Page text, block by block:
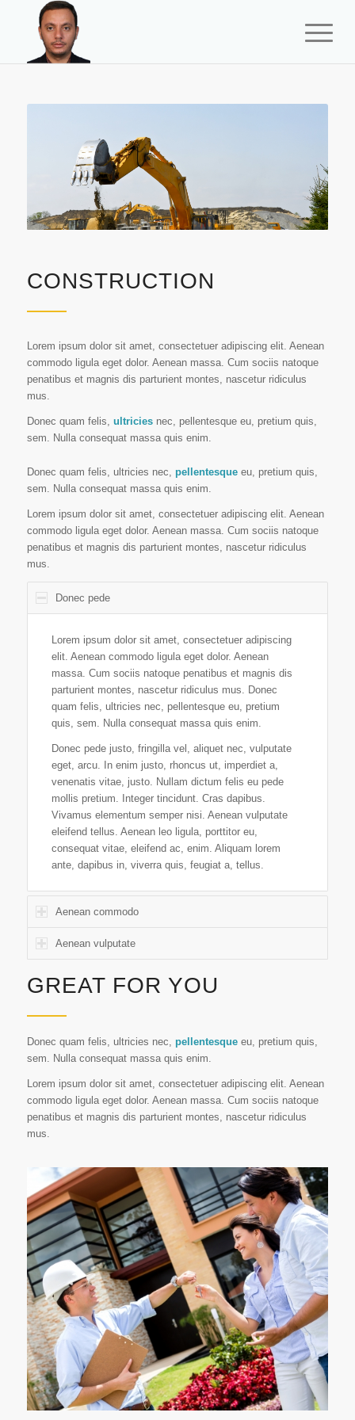
CONSTRUCTION
Lorem ipsum dolor sit amet, consectetuer adipiscing elit. Aenean
commodo ligula eget dolor. Aenean massa. Cum sociis natoque
penatibus et magnis dis parturient montes, nascetur ridiculus
mus.
Donec quam felis, ultriciesnec, pellentesque eu, pretium quis,
sem. Nulla consequat massa quis enim.
Donec quam felis, ultricies nec, pellentesqueeu, pretium quis,
sem. Nulla consequat massa quis enim.
Lorem ipsum dolor sit amet, consectetuer adipiscing elit. Aenean
commodo ligula eget dolor. Aenean massa. Cum sociis natoque
penatibus et magnis dis parturient montes, nascetur ridiculus
mus.
Donec pede
Lorem ipsum dolor sit amet, consectetuer adipiscing
elit. Aenean commodo ligula eget dolor. Aenean
massa. Cum sociis natoque penatibus et magnis dis
parturient montes, nascetur ridiculus mus. Donec
quam felis, ultricies nec, pellentesque eu, pretium
quis, sem. Nulla consequat massa quis enim.
Donec pede justo, fringilla vel, aliquet nec, vulputate
eget, arcu. In enim justo, rhoncus ut, imperdiet a,
venenatis vitae, justo. Nullam dictum felis eu pede
mollis pretium. Integer tincidunt. Cras dapibus.
Vivamus elementum semper nisi. Aenean vulputate
eleifend tellus. Aenean leo ligula, porttitor eu,
consequat vitae, eleifend ac, enim. Aliquam lorem
ante, dapibus in, viverra quis, feugiat a, tellus.
Aenean commodo
Aenean vulputate
GREAT FOR YOU
Donec quam felis, ultricies nec, pellentesqueeu, pretium quis,
sem. Nulla consequat massa quis enim.
Lorem ipsum dolor sit amet, consectetuer adipiscing elit. Aenean
commodo ligula eget dolor. Aenean massa. Cum sociis natoque
penatibus et magnis dis parturient montes, nascetur ridiculus
mus.